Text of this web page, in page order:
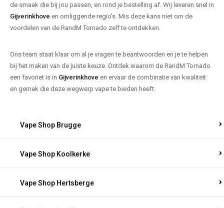
de smaak die bij jou passen, en rond je bestelling af. Wij leveren snel in
Gijverinkhove en omliggende regio's. Mis deze kans niet om de
voordelen van de RandM Tornado zelf te ontdekken.
Ons team staat klaar om al je vragen te beantwoorden en je te helpen
bij het maken van de juiste keuze. Ontdek waarom de RandM Tornado
een favoriet is in Gijverinkhove en ervaar de combinatie van kwaliteit
en gemak die deze wegwerp vape te bieden heeft.
Vape Shop Brugge
Vape Shop Koolkerke
Vape Shop Hertsberge